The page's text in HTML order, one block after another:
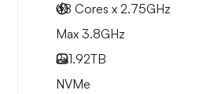
48 Cores x 2.75GHz
Max 3.8GHz
2x1.92TB
NVMe